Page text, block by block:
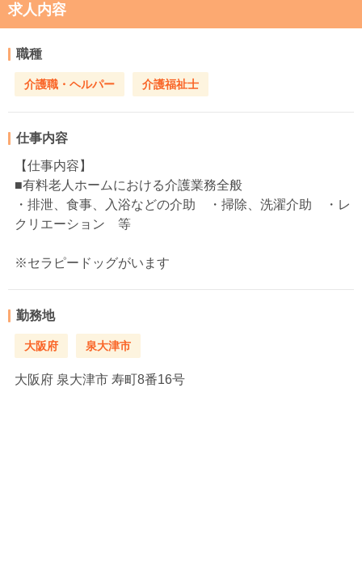
求人内容
職種
介護職・ヘルパー 介護福祉士
仕事内容
【仕事内容】
■有料老人ホームにおける介護業務全般
・排泄、食事、入浴などの介助 ・掃除、洗濯介助 ・レ
クリエーション 等
※セラピードッグがいます
勤務地
大阪府 泉大津市
大阪府 泉大津市 寿町8番16号